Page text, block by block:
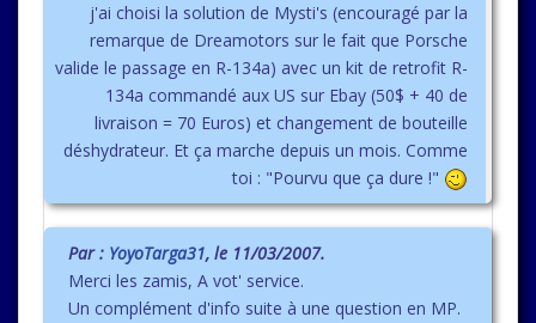
j'ai choisi la solution de Mysti's (encouragé par la
remarque de Dreamotors sur le fait que Porsche
valide le passage en R-134a) avec un kit de retrofit R-
134a commandé aux US sur Ebay (50$ + 40 de
livraison = 70 Euros) et changement de bouteille
déshydrateur. Et ça marche depuis un mois. Comme
toi : "Pourvu que ça dure !"
Par : YoyoTarga31, le 11/03/2007.
Merci les zamis, A vot' service.
Un complément d'info suite à une question en MP.